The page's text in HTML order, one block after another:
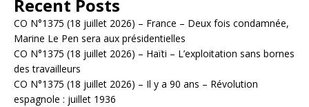
Recent Posts
CO N°1375 (18 juillet 2026) – France – Deux fois condamnée,
Marine Le Pen sera aux présidentielles
CO N°1375 (18 juillet 2026) – Haïti – L’exploitation sans bornes
des travailleurs
CO N°1375 (18 juillet 2026) – Il y a 90 ans – Révolution
espagnole : juillet 1936